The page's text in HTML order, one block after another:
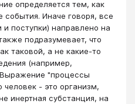
определяется тем, как
Иначе говоря, все
поступки) направлено на
подразумевает, что
таковой, а не какие-то
(например,
"процессы
человек - это организм,
инертная субстанция, на